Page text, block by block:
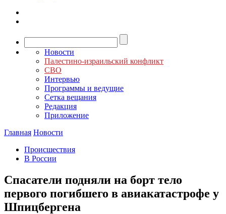
Новости
Палестино-израильский конфликт
СВО
Интервью
Программы и ведущие
Сетка вещания
Редакция
Приложение
Главная Новости
Происшествия
В России
Спасатели подняли на борт тело
первого погибшего в авиакатастрофе у
Шпицбергена